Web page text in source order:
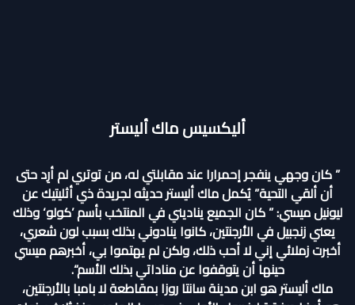
أليكسيس ماك أليستر
” كان وجهي ينفجر إحمرارا عند مقابلتي له، من توتري لم أرِد حتى
أن ألقي التحية” يُكمل ماك أليستر حديثه لجريدة ذي أثليتيك عن
ليونيل ميسي: ” كان الجميع يناديني في المنتخب بأسم ’كولو‘ وذلك
يعني زنجبيل في الأرجنتين، كانوا ينادوني بذلك بسبب لون شعري،
أخبرت زملائي إني لا أحب ذلك، ولكن لم يهتموا بي، أخبرهم ميسي
حينها أن يتوقفوا عن مناداتي بذلك الأسم“.
ماك أليستر هو ابن مدينة سانتا روزا بمقاطعة لا بامبا بالأرجنتين،